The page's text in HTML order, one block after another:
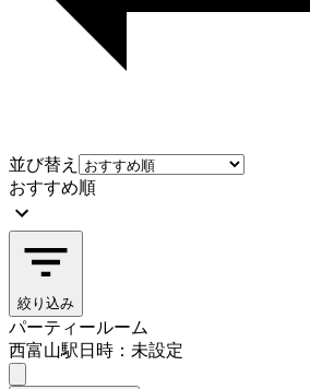
並び替え
おすすめ順
絞り込み
パーティールーム
西富山駅日時：未設定